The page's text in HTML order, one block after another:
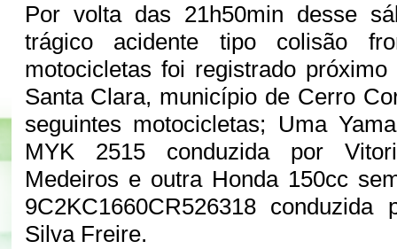
Por volta das 21h50min desse
trágico acidente tipo colisão
motocicletas foi registrado próximo
Santa Clara, município de Cerro
seguintes motocicletas; Uma
MYK 2515 conduzida por
Medeiros e outra Honda 150cc
9C2KC1660CR526318 conduzida
Silva Freire.